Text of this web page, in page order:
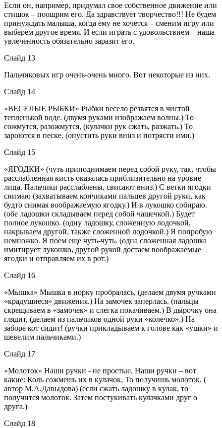
Если он, например, придумал свое собственное движение или
стишок – поощрим его. Да здравствует творчество!!! Не будем
принуждать малыша, когда ему не хочется – сменим игру или
выберем другое время. И если играть с удовольствием – наша
увлеченность обязательно заразит его.
Слайд 13
Пальчиковых игр очень-очень много. Вот некоторые из них.
Слайд 14
«ВЕСЕЛЫЕ РЫБКИ» Рыбки весело резвятся в чистой
тепленькой воде. (двумя руками изображаем волны.) То
сожмутся, разожмутся, (кулачки рук сжать, разжать.) То
зароются в песке. (опустить руки вниз и потрясти ими.)
Слайд 15
«ЯГОДКИ» (чуть приподнимаем перед собой руку, так, чтобы
расслабленная кисть оказалась приблизительно на уровне
лица. Пальчики расслаблены, свисают вниз.) С ветки ягодки
снимаю (захватываем кончиками пальцев другой руки, как
будто снимая воображаемую ягодку.) И в лукошко собираю.
(обе ладошки складываем перед собой чашечкой.) Будет
полное лукошко. (одну ладошку, сложенную лодочкой,
накрываем другой, также сложенной лодочкой.) Я попробую
немножко. Я поем еще чуть-чуть. (одна сложенная ладошка
имитирует лукошко, другой рукой достаем воображаемые
ягодки и отправляем их в рот.)
Слайд 16
«Мышка» Мышка в норку пробралась, (делаем двумя ручками
«крадущиеся» движения.) На замочек заперлась. (пальцы
скрещиваем в «замочек» и слегка покачиваем.) В дырочку она
глядит, (делаем из пальчиков одной руки «колечко».) На
заборе кот сидит! (ручки прикладываем к голове как «ушки» и
шевелим пальчиками.)
Слайд 17
«Молоток» Наши ручки - не простые, Наши ручки – вот
какие: Коль сожмешь их в кулачок, То получишь молоток. (
автор М.А.Давыдова) (если сжать ладошку в кулак, то
получится молоток. Затем постукивать кулачками друг о
друга.)
Слайд 18